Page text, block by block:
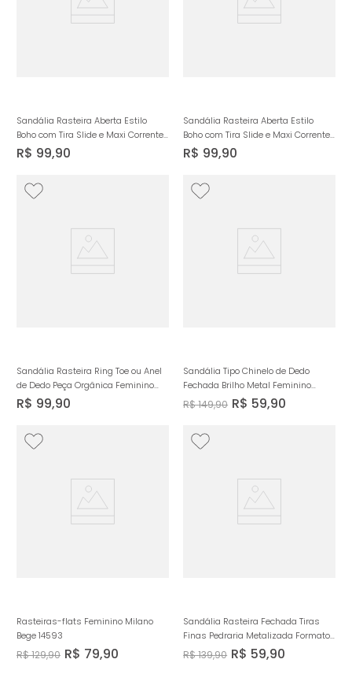
Sandália Rasteira Aberta Estilo
Boho com Tira Slide e Maxi Corrente
Feminino Milano Marrom 14257
R$ 99,90
Sandália Rasteira Aberta Estilo
Boho com Tira Slide e Maxi Corrente
Feminino Milano Caramelo 14257
R$ 99,90
Sandália Rasteira Ring Toe ou Anel
de Dedo Peça Orgânica Feminino
Milano Caramelo 14314
R$ 99,90
Sandália Tipo Chinelo de Dedo
Fechada Brilho Metal Feminino
Milano Caramelo 14510
R$149,90 R$ 59,90
Rasteiras-flats Feminino Milano
Bege 14593
R$129,90 R$ 79,90
Sandália Rasteira Fechada Tiras
Finas Pedraria Metalizada Formato
Orgânico Boho Feminino Milano
Caramelo 14297
R$139,90 R$ 59,90